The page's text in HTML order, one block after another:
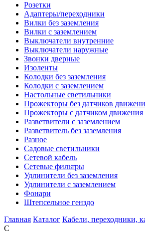
Розетки
Адаптеры/переходники
Вилки без заземления
Вилки с заземлением
Выключатели внутренние
Выключатели наружные
Звонки дверные
Изоленты
Колодки без заземления
Колодки с заземлением
Настольные светильники
Прожекторы без датчиков
Прожекторы с датчиком движения
Разветвители с заземлением
Разветвитель без заземления
Разное
Садовые светильники
Сетевой кабель
Сетевые фильтры
Удлинители без заземления
Удлинители с заземлением
Фонари
Штепсельное генздо
Главная Каталог Кабели, переходники,
C